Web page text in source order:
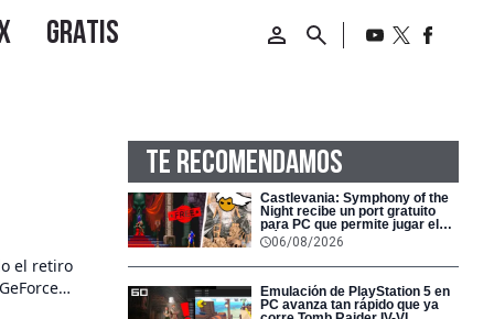
el retiro
TE RECOMENDAMOS
Castlevania: Symphony of the
Night recibe un port gratuito
para PC que permite jugar el
clásico de PS1 de principio a fin
06/08/2026
Emulación de PlayStation 5 en
PC avanza tan rápido que ya